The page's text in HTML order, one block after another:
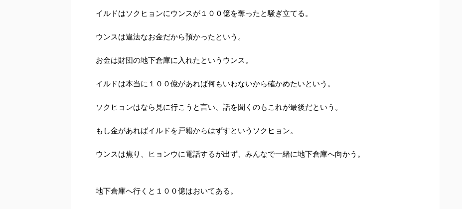
イルドはソクヒョンにウンスが１００億を奪ったと騒ぎ立てる。
ウンスは違法なお金だから預かったという。
お金は財団の地下倉庫に入れたというウンス。
イルドは本当に１００億があれば何もいわないから確かめたいという。
ソクヒョンはなら見に行こうと言い、話を聞くのもこれが最後だという。
もし金があればイルドを戸籍からはずすというソクヒョン。
ウンスは焦り、ヒョンウに電話するが出ず、みんなで一緒に地下倉庫へ向かう。
地下倉庫へ行くと１００億はおいてある。